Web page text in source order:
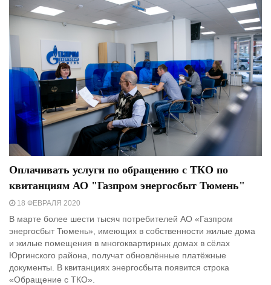
Оплачивать услуги по обращению с ТКО по
квитанциям АО "Газпром энергосбыт Тюмень"
18 ФЕВРАЛЯ 2020
В марте более шести тысяч потребителей АО «Газпром
энергосбыт Тюмень», имеющих в собственности жилые дома
и жилые помещения в многоквартирных домах в сёлах
Юргинского района, получат обновлённые платёжные
документы. В квитанциях энергосбыта появится строка
«Обращение с ТКО».